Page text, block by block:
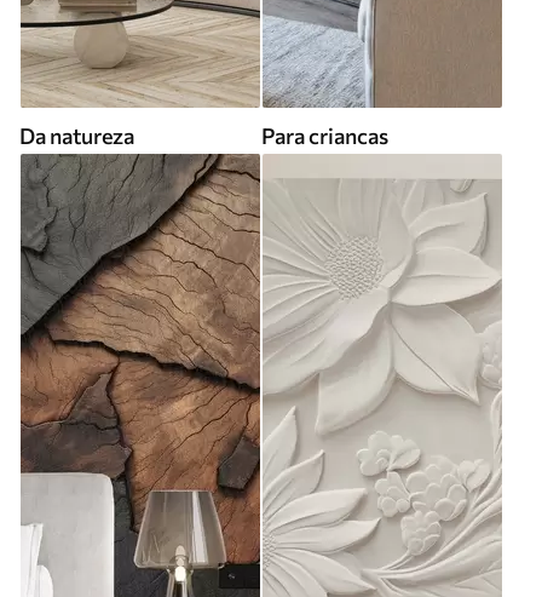
Da natureza Para criancas